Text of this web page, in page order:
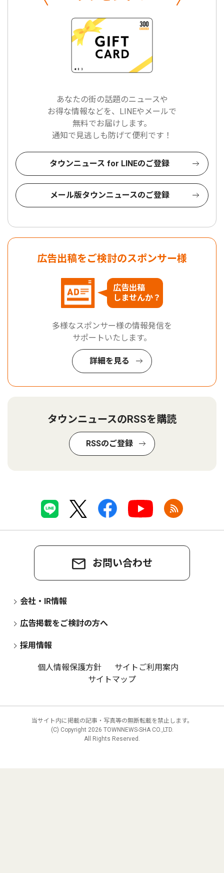
あなたの街の話題のニュースや
お得な情報などを、LINEやメールで
無料でお届けします。
通知で見逃しも防げて便利です！
タウンニュース for LINEのご登録
メール版タウンニュースのご登録
広告出稿をご検討のスポンサー様
広告出稿
しませんか？
多様なスポンサー様の情報発信を
サポートいたします。
詳細を見る
タウンニュースのRSSを購読
RSSのご登録
お問い合わせ
会社・IR情報
広告掲載をご検討の方へ
採用情報
個人情報保護方針
サイトご利用案内
サイトマップ
当サイト内に掲載の記事・写真等の無断転載を禁止します。
(C) Copyright 2026 TOWNNEWS-SHA CO.,LTD.
All Rights Reserved.